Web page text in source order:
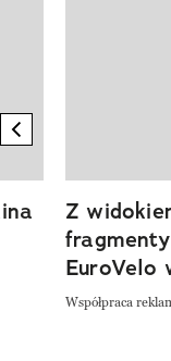
previous element
Z
EuroVelo
Współpraca